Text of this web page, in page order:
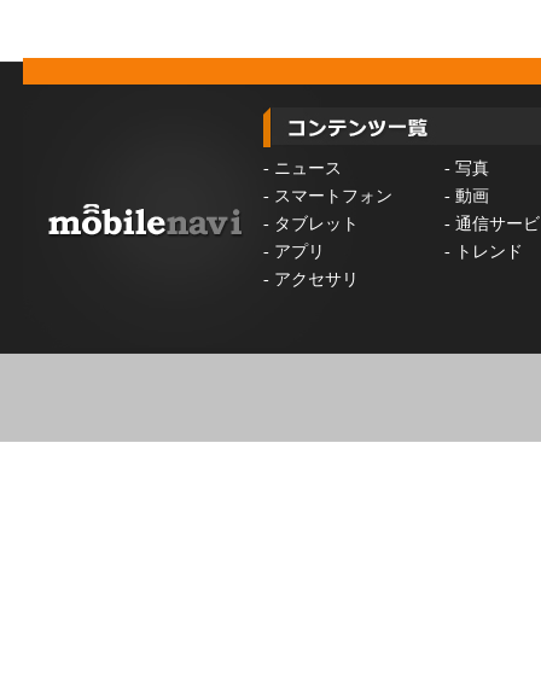
- ニュース - 写真
- スマートフォン - 動画
- タブレット - 通信サー
- アプリ -
トレンド
- アクセサリ